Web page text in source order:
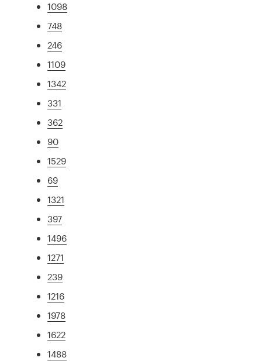
1098
748
246
1109
1342
331
362
90
1529
69
1321
397
1496
1271
239
1216
1978
1622
1488